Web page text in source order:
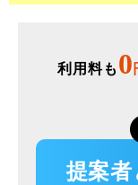
利用料も 0
提案者